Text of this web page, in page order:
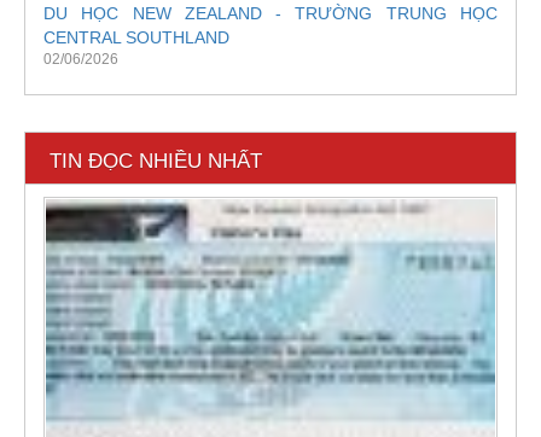
DU HỌC NEW ZEALAND - TRƯỜNG TRUNG HỌC
CENTRAL SOUTHLAND
02/06/2026
TIN ĐỌC NHIỀU NHẤT